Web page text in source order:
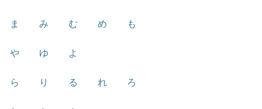
ま み む め も
や ゆ よ
ら り る れ ろ